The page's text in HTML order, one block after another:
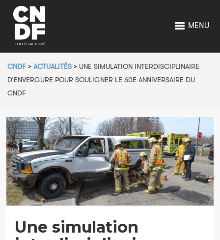
MENU
CNDF > ACTUALITÉS > UNE SIMULATION INTERDISCIPLINAIRE
D’ENVERGURE POUR SOULIGNER LE 60E ANNIVERSAIRE DU
CNDF
Une simulation